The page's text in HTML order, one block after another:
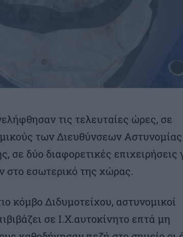
τις τελευταίες ώρες, σε
των Διευθύνσεων Αστυνομίας
σε δύο διαφορετικές επιχειρήσεις
εσωτερικό της χώρας.
κόμβο Διδυμοτείχου, αστυνομικοί
σε Ι.Χ.αυτοκίνητο επτά μη